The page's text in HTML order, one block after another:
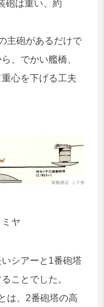
砲は重い、約
主砲があるだけで
、でかい艦橋、
心を下げる工夫
ヤ
シアーと1番砲塔
ことでした。
は、2番砲塔の高